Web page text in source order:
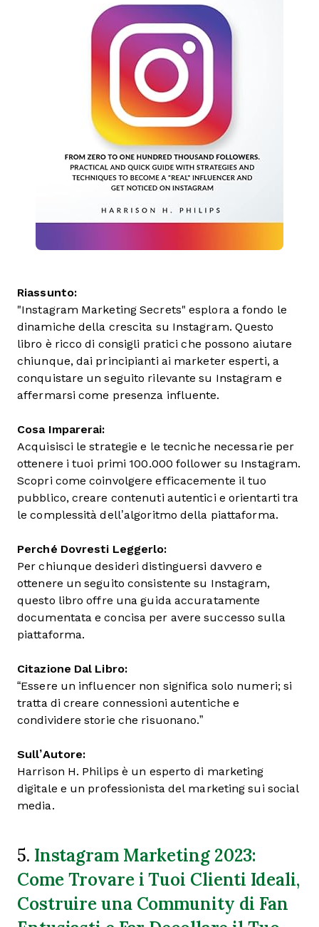
Riassunto:
"Instagram Marketing Secrets" esplora a fondo le
dinamiche della crescita su Instagram. Questo
libro è ricco di consigli pratici che possono aiutare
chiunque, dai principianti ai marketer esperti, a
conquistare un seguito rilevante su Instagram e
affermarsi come presenza influente.
Cosa Imparerai:
Acquisisci le strategie e le tecniche necessarie per
ottenere i tuoi primi 100.000 follower su Instagram.
Scopri come coinvolgere efficacemente il tuo
pubblico, creare contenuti autentici e orientarti tra
le complessità dell’algoritmo della piattaforma.
Perché Dovresti Leggerlo:
Per chiunque desideri distinguersi davvero e
ottenere un seguito consistente su Instagram,
questo libro offre una guida accuratamente
documentata e concisa per avere successo sulla
piattaforma.
Citazione Dal Libro:
“Essere un influencer non significa solo numeri; si
tratta di creare connessioni autentiche e
condividere storie che risuonano.”
Sull’Autore:
Harrison H. Philips è un esperto di marketing
digitale e un professionista del marketing sui social
media.
5. Instagram Marketing 2023:
Come Trovare i Tuoi Clienti Ideali,
Costruire una Community di Fan